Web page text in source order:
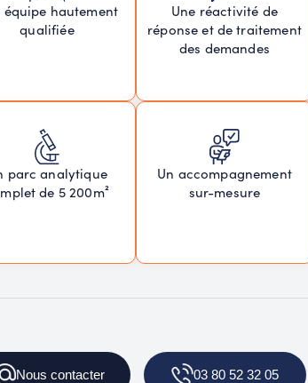
équipe hautement
qualifiée
Une réactivité de
réponse et de traitement
des demandes
parc analytique
de 5 200m²
Un accompagnement
sur-mesure
Nous contacter 03 80 52 32 05